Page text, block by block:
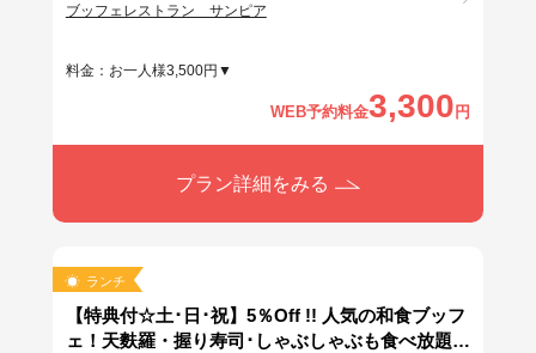
ブッフェレストラン サンピア
料金：お一人様3,500円▼
WEB予約料金3,300円
プラン詳細をみる
ランチ
【特典付☆土･日･祝】5％Off !! 人気の和食ブッフ
ェ！天麩羅・握り寿司･しゃぶしゃぶも食べ放題